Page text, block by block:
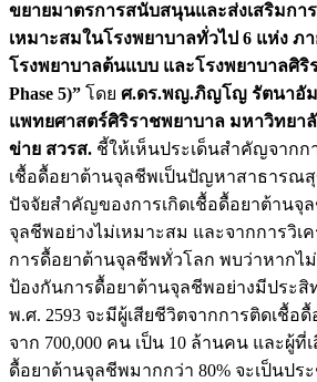
ขยายมาตรการสนับสนุนและส่งเสริมกา
เหมาะสมในโรงพยาบาลทั่วไป 6 แห่ง ภ
โรงพยาบาลต้นแบบ และโรงพยาบาลศิริ
Phase 5)” โดย ศ.ดร.พญ.ภิญโญ รัตนาอั
แพทยศาสตร์ศิริราชพยาบาล มหาวิทยา
ข่าย สวรส. ชี้ให้เห็นประเด็นสำคัญจากก
เชื้อดื้อยาต้านจุลชีพเป็นปัญหาสาธารณ
ปัจจัยสำคัญของการเกิดเชื้อดื้อยาต้านจุ
จุลชีพอย่างไม่เหมาะสม และจากการวิเ
การดื้อยาต้านจุลชีพทั่วโลก พบว่าหากไ
ป้องกันการดื้อยาต้านจุลชีพอย่างมีประสิ
พ.ศ. 2593 จะมีผู้เสียชีวิตจากการติดเชื้อ
จาก 700,000 คน เป็น 10 ล้านคน และผู้ที่
ดื้อยาต้านจุลชีพมากกว่า 80% จะเป็นปร